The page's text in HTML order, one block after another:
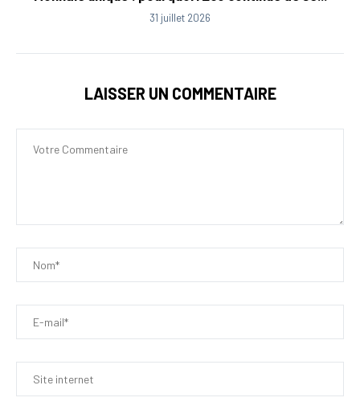
31 juillet 2026
LAISSER UN COMMENTAIRE